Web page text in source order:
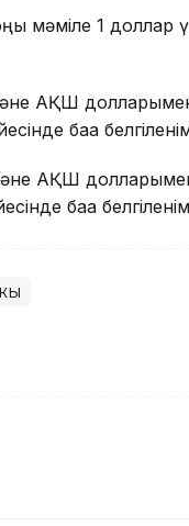
мәміле 1 доллар
АҚШ
баға
АҚШ
баға